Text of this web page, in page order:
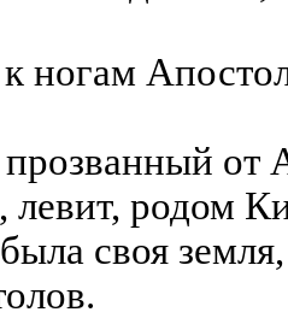
ногам
от
левит, родом
своя